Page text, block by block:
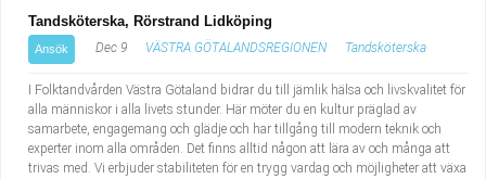
Tandsköterska, Rörstrand Lidköping
Ansök Dec 9 VÄSTRA GÖTALANDSREGIONEN Tandsköterska
I Folktandvården Västra Götaland bidrar du till jämlik hälsa och livskvalitet för
alla människor i alla livets stunder. Här möter du en kultur präglad av
samarbete, engagemang och glädje och har tillgång till modern teknik och
experter inom alla områden. Det finns alltid någon att lära av och många att
trivas med. Vi erbjuder stabiliteten för en trygg vardag och möjligheter att växa